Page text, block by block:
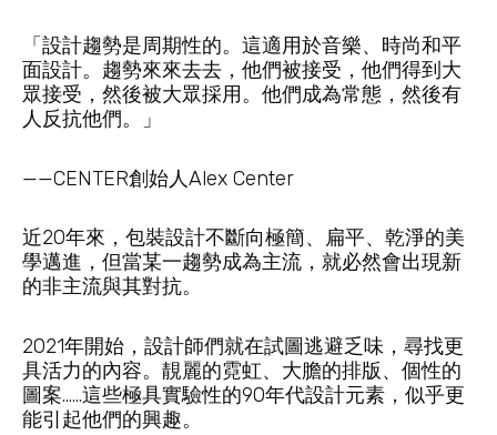
「設計趨勢是周期性的。這適用於音樂、時尚和平
面設計。趨勢來來去去，他們被接受，他們得到大
眾接受，然後被大眾採用。他們成為常態，然後有
人反抗他們。」
——CENTER創始人Alex Center
近20年來，包裝設計不斷向極簡、扁平、乾淨的美
學邁進，但當某一趨勢成為主流，就必然會出現新
的非主流與其對抗。
2021年開始，設計師們就在試圖逃避乏味，尋找更
具活力的內容。靚麗的霓虹、大膽的排版、個性的
圖案……這些極具實驗性的90年代設計元素，似乎更
能引起他們的興趣。